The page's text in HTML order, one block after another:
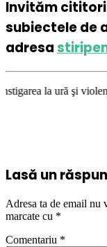
Invităm
subiectele de
adresa
violenţă. Dar, după
Lasă un
Adresa ta de email nu
marcate cu *
Comentariu *